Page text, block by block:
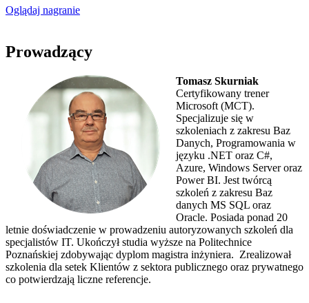
Oglądaj nagranie
Prowadzący
Tomasz Skurniak
Certyfikowany trener
Microsoft (MCT).
Specjalizuje się w
szkoleniach z zakresu Baz
Danych, Programowania w
języku .NET oraz C#,
Azure, Windows Server oraz
Power BI. Jest twórcą
szkoleń z zakresu Baz
danych MS SQL oraz
Oracle. Posiada ponad 20
letnie doświadczenie w prowadzeniu autoryzowanych szkoleń dla
specjalistów IT. Ukończył studia wyższe na Politechnice
Poznańskiej zdobywając dyplom magistra inżyniera. Zrealizował
szkolenia dla setek Klientów z sektora publicznego oraz prywatnego
co potwierdzają liczne referencje.